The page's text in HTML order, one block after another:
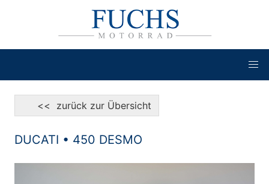
<< zurück zur Übersicht
DUCATI • 450 DESMO